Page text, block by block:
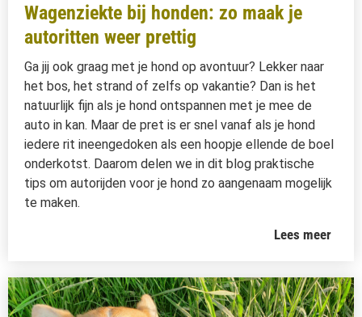
Wagenziekte bij honden: zo maak je
autoritten weer prettig
Ga jij ook graag met je hond op avontuur? Lekker naar
het bos, het strand of zelfs op vakantie? Dan is het
natuurlijk fijn als je hond ontspannen met je mee de
auto in kan. Maar de pret is er snel vanaf als je hond
iedere rit ineengedoken als een hoopje ellende de boel
onderkotst. Daarom delen we in dit blog praktische
tips om autorijden voor je hond zo aangenaam mogelijk
te maken.
Lees meer